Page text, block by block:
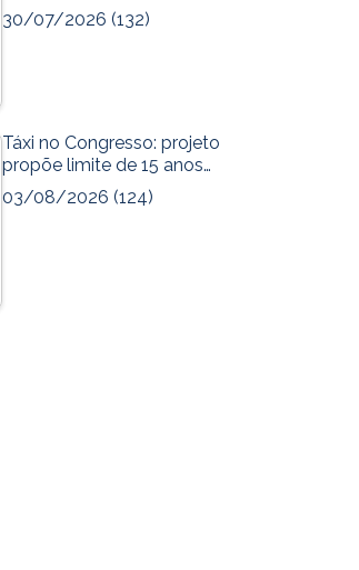
30/07/2026 (132)
Táxi no Congresso: projeto
propõe limite de 15 anos…
03/08/2026 (124)